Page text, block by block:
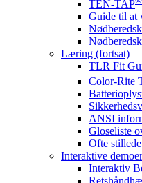
TEN-TAP
Guide til at
Læring (fortsat)
TLR Fit
Color-Rite
ANSI
Gloseliste
Ofte
Interaktive
Interaktiv